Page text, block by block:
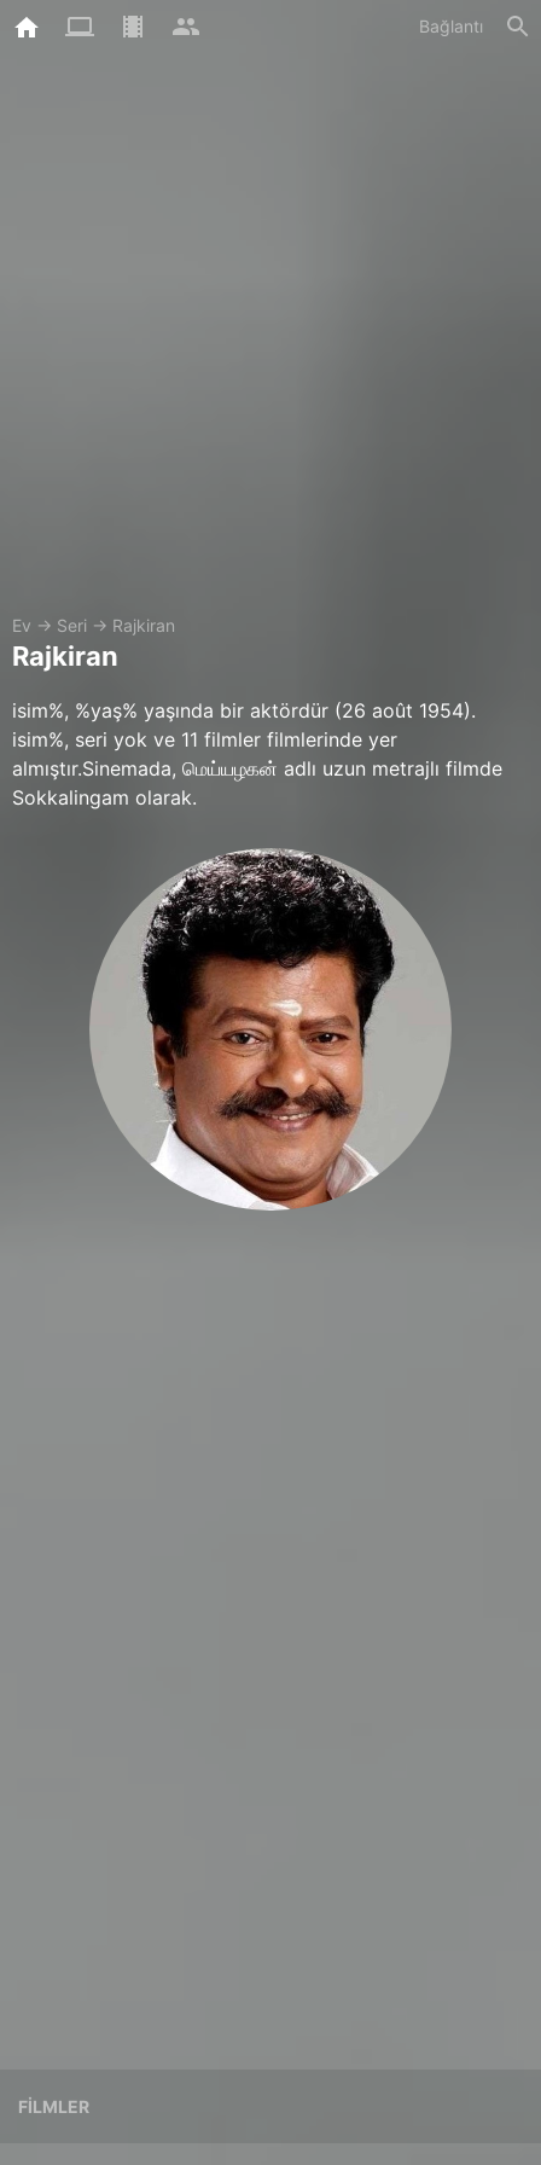
Bağlantı
Ev → Seri → Rajkiran
Rajkiran
isim%, %yaş% yaşında bir aktördür (26 août 1954).
isim%, seri yok ve 11 filmler filmlerinde yer
almıştır.Sinemada, மெய்யழகன் adlı uzun metrajlı filmde
Sokkalingam olarak.
FILMLER